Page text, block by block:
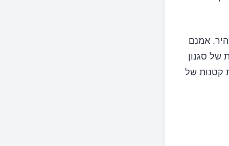
אמנם
של סגנון
קטנות של